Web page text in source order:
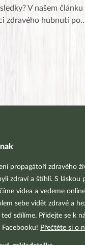
V našem článku
zdravého hubnutí po
propagátoři zdravého
zdraví a štíhlí. S láskou
videa a vedeme
sebe vidět zdravé a
sdílíme. Přidejte se k
Přečtěte si o